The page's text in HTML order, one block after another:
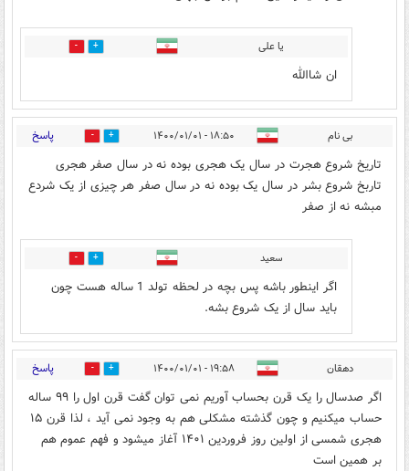
یا علی 0
ان شاالله
بی نام ۱۸:۵۰ - ۱۴۰۰/۰۱/۰۱ 3 پاسخ
تاریخ شروع هجرت در سال یک هجری بوده نه در سال صفر هجری
تاربخ شروع بشر در سال یک بوده نه در سال صفر هر چیزی از یک شردع
مبشه نه از صفر
سعيد 0
اگر اینطور باشه پس بچه در لحظه تولد 1 ساله هست چون
باید سال از یک شروع بشه.
دهقان ۱۹:۵۸ - ۱۴۰۰/۰۱/۰۱ 2 پاسخ
اگر صدسال را یک قرن بحساب آوریم نمی توان گفت قرن اول را ۹۹ ساله
حساب میکنیم و چون گذشته مشکلی هم به وجود نمی آید ، لذا قرن ۱۵
هجری شمسی از اولین روز فروردین ۱۴۰۱ آغاز میشود و فهم عموم هم
بر همین است